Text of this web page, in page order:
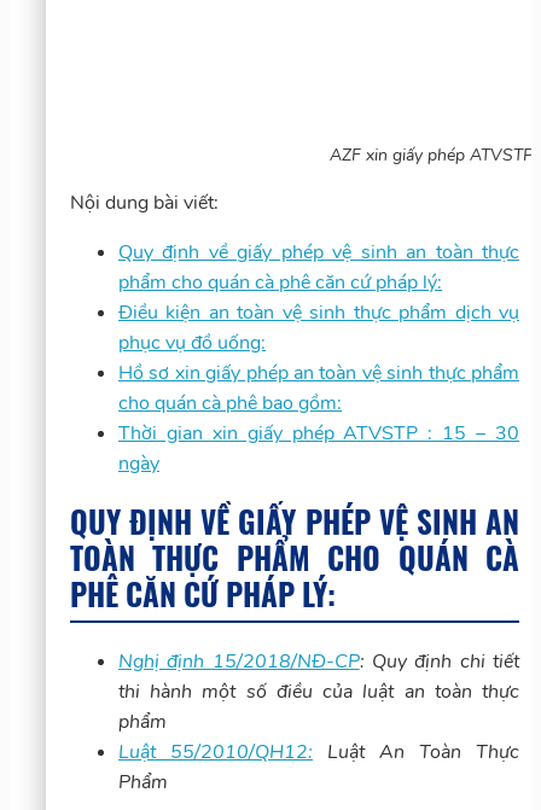
AZF xin giấy phép
Nội dung bài viết:
Quy định về giấy phép vệ sinh an toàn thực
phẩm cho quán cà phê căn cứ pháp lý:
Điều kiện an toàn vệ sinh thực phẩm dịch vụ
phục vụ đồ uống:
Hồ sơ xin giấy phép an toàn vệ sinh thực phẩm
cho quán cà phê bao gồm:
Thời gian xin giấy phép ATVSTP : 15 – 30
ngày
QUY ĐỊNH VỀ GIẤY PHÉP VỆ SINH AN
TOÀN THỰC PHẨM CHO QUÁN CÀ
PHÊ CĂN CỨ PHÁP LÝ:
Nghị định 15/2018/NĐ-CP: Quy định chi tiết
thi hành một số điều của luật an toàn thực
phẩm
Luật 55/2010/QH12: Luật An Toàn Thực
Phẩm